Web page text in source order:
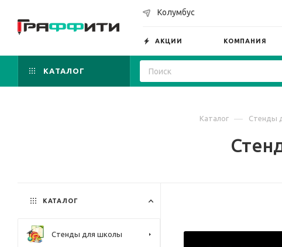
Колумбус
АКЦИИ КОМПАНИЯ
КАТАЛОГ
Каталог — Стенды
КАТАЛОГ
Стенды для школы